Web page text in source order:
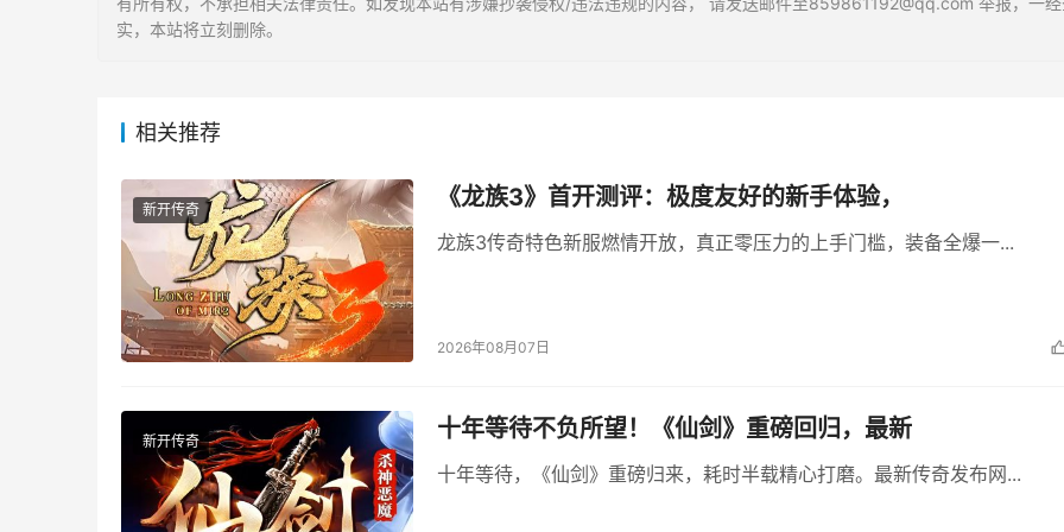
实，本站将立刻删除。
相关推荐
新开传奇 《龙族3》首开测评：极度友好的新手体验，
龙族3传奇特色新服燃情开放，真正零压力的上手门槛，装备全爆一...
2026年08月07日
新开传奇 十年等待不负所望！《仙剑》重磅回归，最新
十年等待，《仙剑》重磅归来，耗时半载精心打磨。最新传奇发布网...